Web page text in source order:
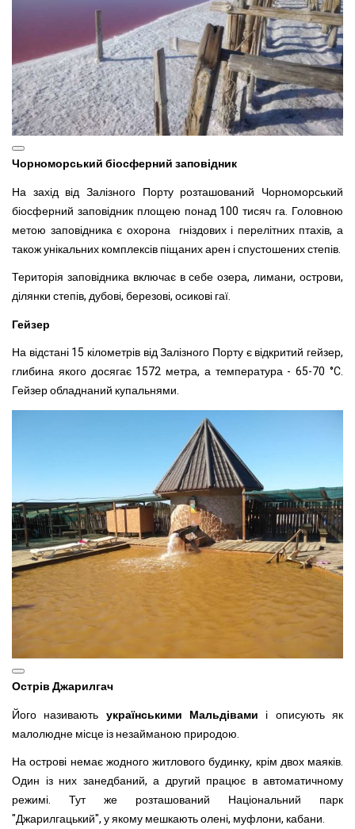
Чорноморський біосферний заповідник
На захід від Залізного Порту розташований Чорноморський
біосферний заповідник площею понад 100 тисяч га. Головною
метою заповідника є охорона гніздових і перелітних птахів, а
також унікальних комплексів піщаних арен і спустошених степів.
Територія заповідника включає в себе озера, лимани, острови,
ділянки степів, дубові, березові, осикові гаї.
Гейзер
На відстані 15 кілометрів від Залізного Порту є відкритий гейзер,
глибина якого досягає 1572 метра, а температура - 65-70 °C.
Гейзер обладнаний купальнями.
Острів Джарилгач
Його називають українськими Мальдівами і описують як
малолюдне місце із незайманою природою.
На острові немає жодного житлового будинку, крім двох маяків.
Один із них занедбаний, а другий працює в автоматичному
режимі. Тут же розташований Національний парк
"Джарилгацький", у якому мешкають олені, муфлони, кабани.